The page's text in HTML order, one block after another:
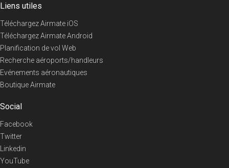
Liens utiles
Téléchargez Airmate iOS
Téléchargez Airmate Android
Planification de vol Web
Recherche aéroports/handleurs
Evénements aéronautiques
Boutique Airmate
Social
Facebook
Twitter
Linkedin
YouTube